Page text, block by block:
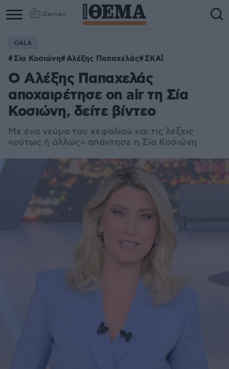
Games
GALA
Σία Κοσιώνη Αλέξης Παπαχελάς ΣΚΑΪ
Ο Αλέξης Παπαχελάς
αποχαιρέτησε on air τη Σία
Κοσιώνη, δείτε βίντεο
Με ένα νεύμα του κεφαλιού και τις λέξεις
«ούτως ή άλλως» απάντησε η Σία Κοσιώνη